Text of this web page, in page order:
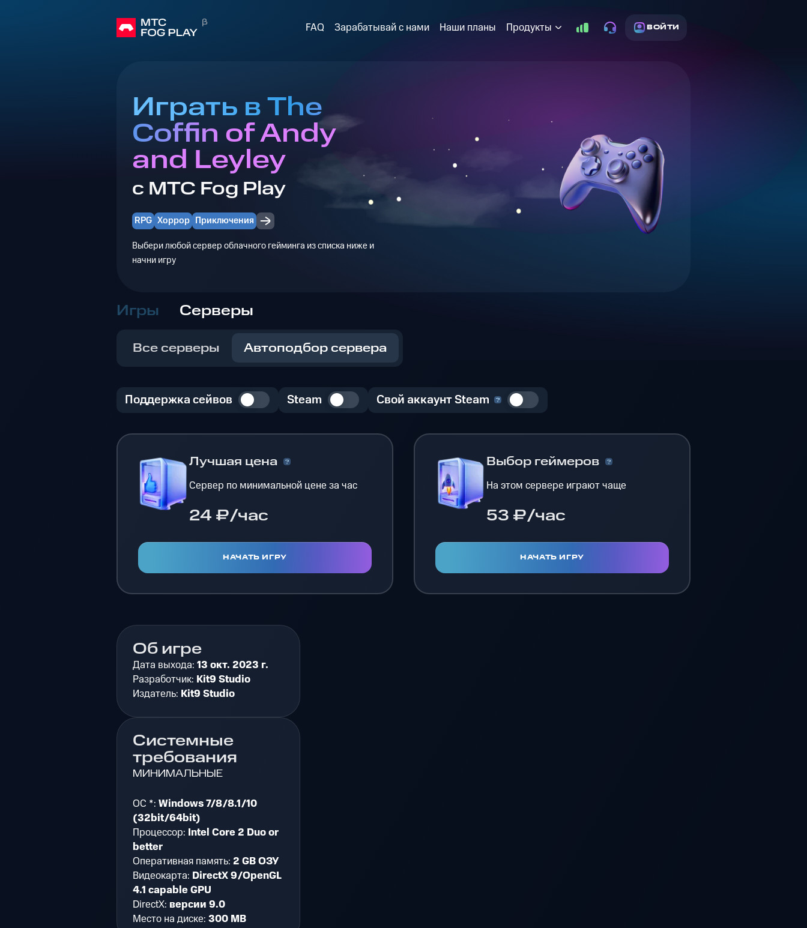
FAQ Зарабатывай с нами Наши планы Продукты ВОЙТИ
Играть в The
Coffin of Andy
and Leyley
с МТС Fog Play
RPG Хоррор Приключения
Выбери любой сервер облачного гейминга из списка ниже и
начни игру
Игры Серверы
Все серверы Автоподбор сервера
Поддержка сейвов Steam Свой аккаунт Steam
Лучшая цена
Сервер по минимальной цене за час
24 ₽/час
НАЧАТЬ ИГРУ
Выбор геймеров
На этом сервере играют чаще
53 ₽/час
НАЧАТЬ ИГРУ
Об игре
Дата выхода: 13 окт. 2023 г.
Разработчик: Kit9 Studio
Издатель: Kit9 Studio
Системные
требования
МИНИМАЛЬНЫЕ
ОС *: Windows 7/8/8.1/10
(32bit/64bit)
Процессор: Intel Core 2 Duo or
better
Оперативная память: 2 GB ОЗУ
Видеокарта: DirectX 9/OpenGL
4.1 capable GPU
DirectX: версии 9.0
Место на диске: 300 MB